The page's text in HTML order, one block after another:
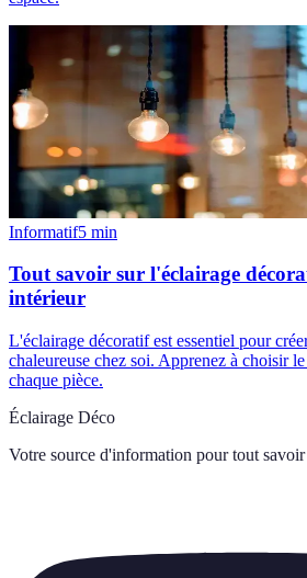
Informatif5 min
Tout savoir sur l'éclairage
intérieur
L'éclairage décoratif est essentiel pour
chaleureuse chez soi. Apprenez à choisir
chaque pièce.
Éclairage Déco
Votre source d'information pour tout